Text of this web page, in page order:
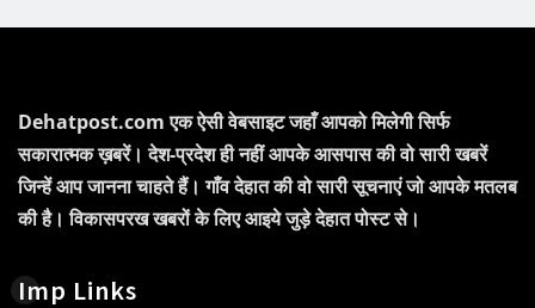
Dehatpost.com एक ऐसी वेबसाइट जहाँ आपको मिलेगी सिर्फ
सकारात्मक ख़बरें। देश-प्रदेश ही नहीं आपके आसपास की वो सारी खबरें
जिन्हें आप जानना चाहते हैं। गाँव देहात की वो सारी सूचनाएं जो आपके मतलब
की है। विकासपरख खबरों के लिए आइये जुड़े देहात पोस्ट से।
Imp Links